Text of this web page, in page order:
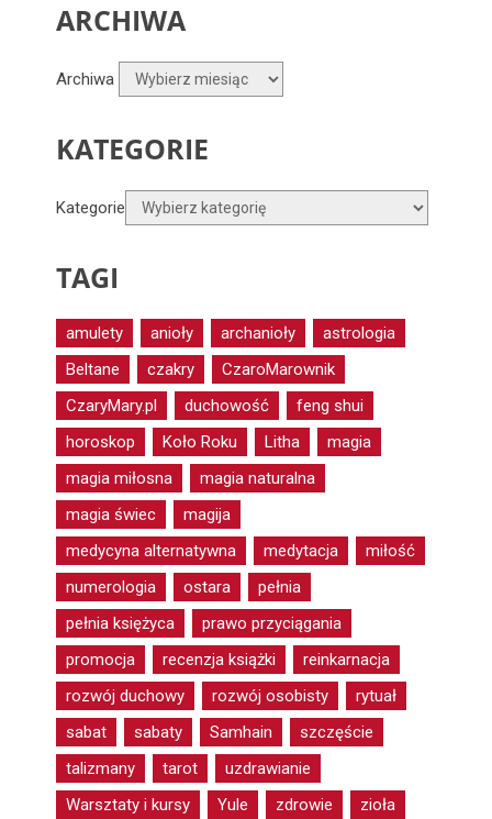
ARCHIWA
Archiwa
KATEGORIE
Kategorie
TAGI
amulety anioły archanioły
astrologia
Beltane
czakry
CzaroMarownik
CzaryMary.pl
duchowość
feng shui
horoskop
Koło Roku Litha
magia
magia miłosna
magia naturalna
magia świec
magija
medycyna alternatywna
medytacja
miłość
numerologia
ostara
pełnia
pełnia księżyca
prawo przyciągania
promocja
recenzja książki
reinkarnacja
rozwój duchowy
rozwój osobisty
rytuał
sabat
sabaty Samhain
szczęście
talizmany
tarot
uzdrawianie
Warsztaty i kursy
Yule zdrowie zioła